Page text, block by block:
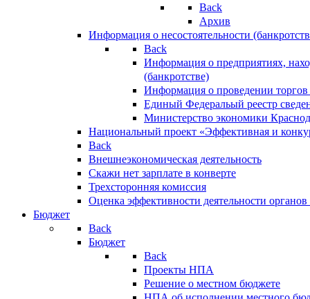
Back
Архив
Информация о несостоятельности
Back
Информация о предприятиях,
(банкротстве)
Информация о проведении
Единый Федеральый реестр
Министерство экономики
Национальный проект «Эффективная и
Back
Внешнеэкономическая деятельность
Скажи нет зарплате в конверте
Трехсторонняя комиссия
Оценка эффективности деятельности
Бюджет
Back
Бюджет
Back
Проекты НПА
Решение о местном бюджете